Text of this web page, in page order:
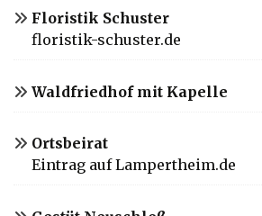
Floristik Schuster
floristik-schuster.de
Waldfriedhof mit Kapelle
Ortsbeirat
Eintrag auf Lampertheim.de